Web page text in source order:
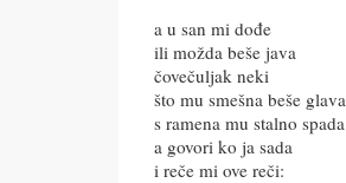
a u san mi dođe
ili možda beše java
čovečuljak neki
što mu smešna beše glava
s ramena mu stalno spada
a govori ko ja sada
i reče mi ove reči: